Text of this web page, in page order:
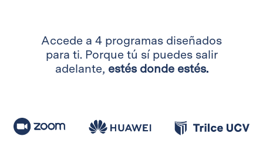
Accede a 4 programas diseñados
para ti. Porque tú sí puedes salir
adelante, estés donde estés.